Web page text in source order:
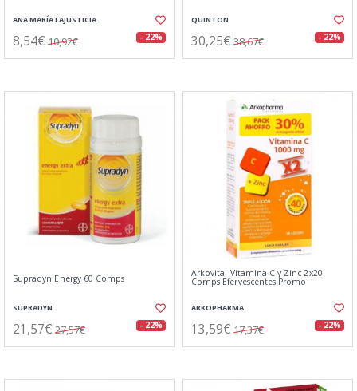
ANA MARÍA LAJUSTICIA
8,54€ 10,92€ - 22%
QUINTON
30,25€ 38,67€ - 22%
Supradyn Energy 60 Comps
SUPRADYN
21,57€ 27,57€ - 22%
Arkovital Vitamina C y Zinc 2x20
Comps Efervescentes Promo
ARKOPHARMA
13,59€ 17,37€ - 22%